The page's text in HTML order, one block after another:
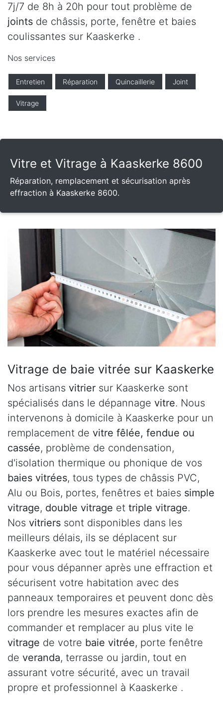
7j/7 de 8h à 20h pour tout problème de
joints de châssis, porte, fenêtre et baies
coulissantes sur Kaaskerke .
Nos services
Entretien Réparation Quincaillerie Joint
Vitrage
Vitre et Vitrage à Kaaskerke 8600
Réparation, remplacement et sécurisation après
effraction à Kaaskerke 8600.
Vitrage de baie vitrée sur Kaaskerke
Nos artisans vitrier sur Kaaskerke sont
spécialisés dans le dépannage vitre. Nous
intervenons à domicile à Kaaskerke pour un
remplacement de vitre fêlée, fendue ou
cassée, problème de condensation,
d'isolation thermique ou phonique de vos
baies vitrées, tous types de châssis PVC,
Alu ou Bois, portes, fenêtres et baies simple
vitrage, double vitrage et triple vitrage.
Nos vitriers sont disponibles dans les
meilleurs délais, ils se déplacent sur
Kaaskerke avec tout le matériel nécessaire
pour vous dépanner après une effraction et
sécurisent votre habitation avec des
panneaux temporaires et peuvent donc dès
lors prendre les mesures exactes afin de
commander et remplacer au plus vite le
vitrage de votre baie vitrée, porte fenêtre
de veranda, terrasse ou jardin, tout en
assurant votre sécurité, avec un travail
propre et professionnel à Kaaskerke .